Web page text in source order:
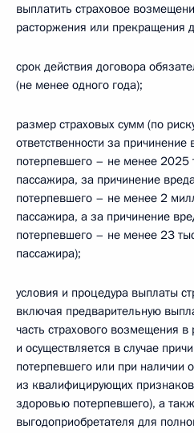
выплатить страховое
расторжения или прекращения
срок действия договора
(не менее одного года);
размер страховых сумм (по
ответственности за
потерпевшего – не менее 2025
пассажира, за причинение
потерпевшего – не менее 2
пассажира, а за причинение
потерпевшего – не менее 23
пассажира);
условия и процедура выплаты
включая предварительную
часть страхового возмещения
и осуществляется в случае
потерпевшего или при наличии
из квалифицирующих
здоровью потерпевшего), а
выгодоприобретателя для